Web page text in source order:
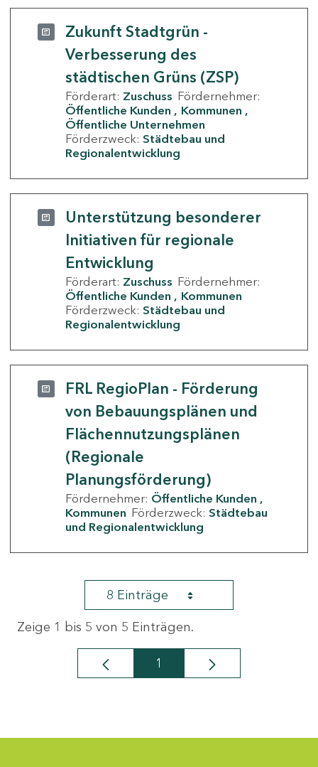
Zukunft Stadtgrün -
Verbesserung des
städtischen Grüns (ZSP)
Förderart: Zuschuss Fördernehmer:
Öffentliche Kunden
Kommunen
Öffentliche Unternehmen
Förderzweck: Städtebau und
Regionalentwicklung
Unterstützung besonderer
Initiativen für regionale
Entwicklung
Förderart: Zuschuss Fördernehmer:
Öffentliche Kunden
Kommunen
Förderzweck: Städtebau und
Regionalentwicklung
FRL RegioPlan - Förderung
von Bebauungsplänen und
Flächennutzungsplänen
(Regionale
Planungsförderung)
Fördernehmer: Öffentliche Kunden
Kommunen Förderzweck: Städtebau
und Regionalentwicklung
8 Einträge
Zeige 1 bis 5 von 5 Einträgen.
Seite
1